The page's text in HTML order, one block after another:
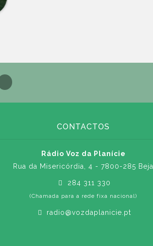
CONTACTOS
Rádio Voz da Planície
Rua da Misericórdia, 4 - 7800-285 Beja
284 311 330
(Chamada para a rede fixa nacional)
radio@vozdaplanicie.pt